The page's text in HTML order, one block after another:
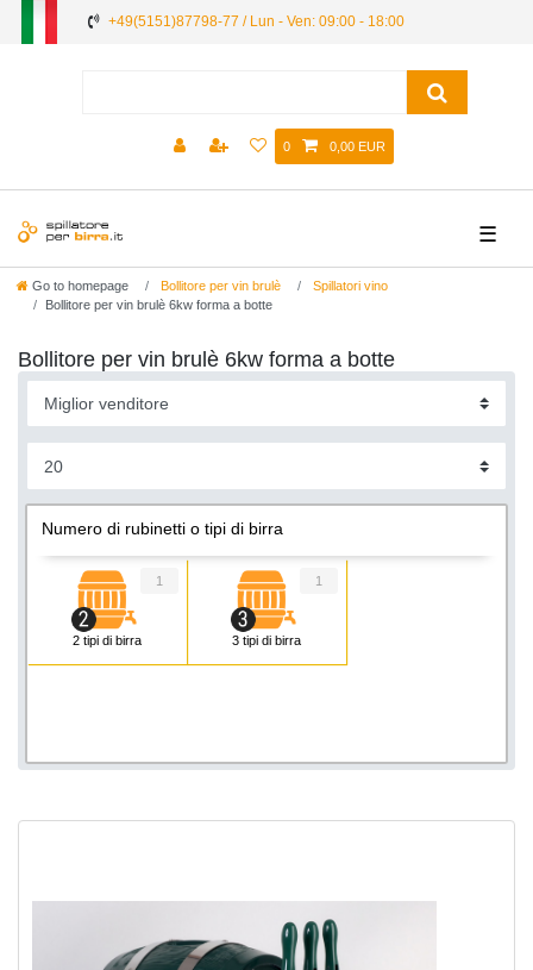
+49(5151)87798-77 / Lun - Ven: 09:00 - 18:00
0 0,00 EUR
☰
Go to homepage Bollitore per vin brulè
Spillatori vino
Bollitore per vin brulè 6kw forma a botte
Bollitore per vin brulè 6kw forma a botte
Numero di rubinetti o tipi di birra
2 tipi di birra
1
3 tipi di birra
1